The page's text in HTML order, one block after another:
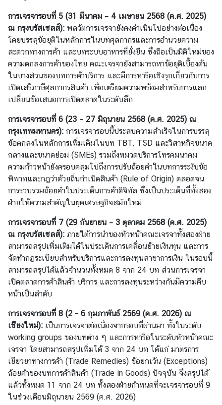
เ
ซ
ม
เ
บิ
ร์
ก
ริ
ก
า
ร
ก
ง
สุ
ล
ง
า
น
ต
ร
ว
ล
ง
ต
ร
า
รู้
การเจรจารอบที่ 5 (31 มีนาคม – 4 เมษายน 2568 (ค.ศ. 2025)
ณ กรุงบรัสเซลส์): พลวัตการเจรจายังคงดำเนินไปอย่างต่อเนื่อง
โดยบรรลุข้อยุติในหลักการในบทศุลกากรและการอำนวยความ
สะดวกทางการค้า และบทระบบอาหารที่ยั่งยืน ซึ่งถือเป็นมิติใหม่ของ
ความตกลงการค้าของไทย คณะเจรจายังสามารถหาข้อยุติเบื้องต้น
ในบางส่วนของบทการค้าบริการ และมีการหารือเชิงรุกเกี่ยวกับการ
เปิดเสรีภาษีศุลกากรสินค้า เพื่อเตรียมความพร้อมสำหรับการแลก
เปลี่ยนข้อเสนอการเปิดตลาดในระดับลึก
การเจรจารอบที่ 6 (23 – 27 มิถุนายน 2568 (ค.ศ. 2025) ณ
กรุงเทพมหานคร): การเจรจารอบนี้ประสบความสำเร็จในการบรรลุ
ข้อตกลงในหลักการเพิ่มเติมในบท TBT, TSD และวิสาหกิจขนาด
กลางและขนาดย่อม (SMEs) รวมถึงหมวดบริการโทรคมนาคม
ความก้าวหน้ายังครอบคลุมไปถึงการปรับถ้อยคำในบทการระงับข้อ
พิพาทและกฎว่าด้วยถิ่นกำเนิดสินค้า (Rule of Origin) ตลอดจน
การรวบรวมถ้อยคำในประเด็นการค้าดิจิทัล ซึ่งเป็นประเด็นที่ทั้งสอง
ฝ่ายให้ความสำคัญในยุคเศรษฐกิจสมัยใหม่
การเจรจารอบที่ 7 (29 กันยายน – 3 ตุลาคม 2568 (ค.ศ. 2025)
ณ กรุงบรัสเซลส์): ภายใต้การนำของหัวหน้าคณะเจรจาทั้งสองฝ่าย
สามารถสรุปเพิ่มเติมได้ในประเด็นการเคลื่อนย้ายเงินทุน และการ
จัดทำกฎระเบียบสำหรับบริการและการลงทุนสาขาการเงิน ในรอบนี้
สามารถสรุปได้แล้วจำนวนทั้งหมด 8 จาก 24 บท ส่วนการเจรจา
เปิดตลาดการค้าสินค้า บริการ และการลงทุนระหว่างกันมีความคืบ
หน้าเป็นลำดับ
การเจรจารอบที่ 8 (2 - 6 กุมภาพันธ์ 2569 (ค.ศ. 2026) ณ
เชียงใหม่): เป็นการเจรจาต่อเนื่องจากรอบที่ผ่านมา ทั้งในระดับ
working groups ของบทต่าง ๆ และการหารือในระดับหัวหน้าคณะ
เจรจา โดยสามารถสรุปเพิ่มได้ 3 จาก 24 บท ได้แก่ มาตรการ
เยียวยาทางการค้า (Trade Remedies) ข้อยกเว้น (Exceptions)
ถ้อยคำของบทการค้าสินค้า (Trade in Goods) ปัจจุบัน จึงสรุปได้
แล้วทั้งหมด 11 จาก 24 บท ทั้งสองฝ่ายกำหนดที่จะเจรจารอบที่ 9
ในช่วงเดือนมิถุนายน 2569 (ค.ศ. 2026)